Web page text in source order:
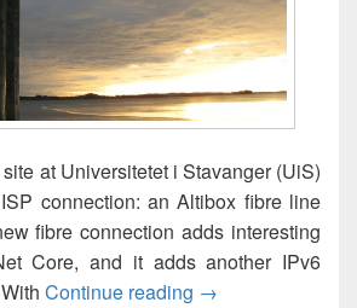
at Universitetet i Stavanger (UiS)
connection: an Altibox fibre line
fibre connection adds interesting
Core, and it adds another IPv6
Continue reading A third ISP for
→